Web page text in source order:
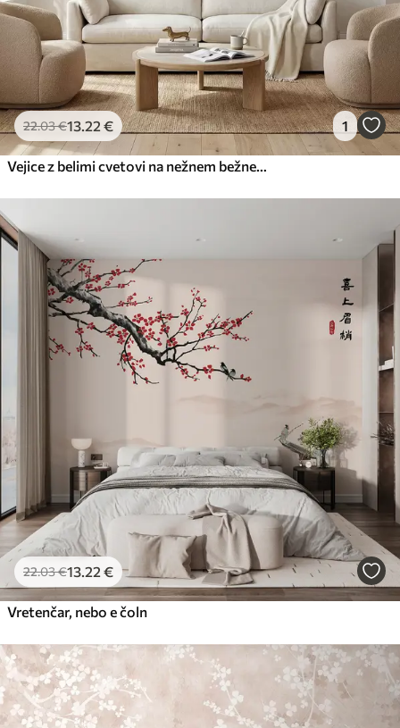
22.03€13 .22 € 1
22.03€13 .22 €
Vretenčar, nebo e čoln